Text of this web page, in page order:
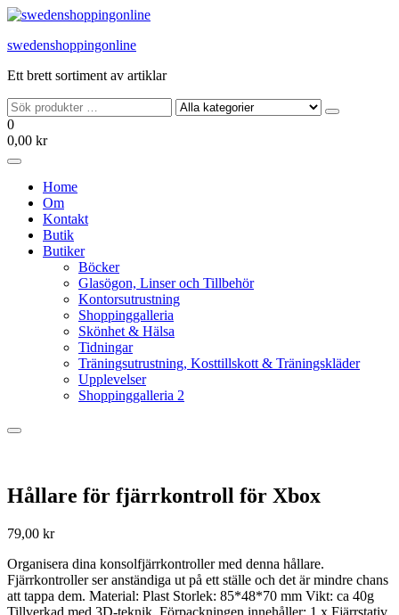
Hoppa
innehållet
swedenshoppingonline
Ett brett sortiment av artiklar
0
0,00 kr
Home
Om
Kontakt
Butik
Butiker
Böcker
Glasögon, Linser och Tillbehör
Kontorsutrustning
Shoppinggalleria
Skönhet & Hälsa
Tidningar
Träningsutrustning, Kosttillskott & Träningskläder
Upplevelser
Shoppinggalleria 2
Hållare för fjärrkontroll för Xbox
79,00 kr
Organisera dina konsolfjärrkontroller med denna hållare.
Fjärrkontroller ser anständiga ut på ett ställe och det är mindre chans
att tappa dem. Material: Plast Storlek: 85*48*70 mm Vikt: ca 40g
Tillverkad med 3D-teknik. Förpackningen innehåller: 1 x Fjärrstativ